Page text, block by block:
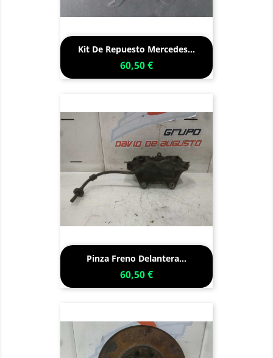
Kit De Repuesto Mercedes...
60,50 €
Pinza Freno Delantera...
60,50 €